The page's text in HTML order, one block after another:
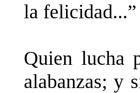
la
Quien lucha
alabanzas; y